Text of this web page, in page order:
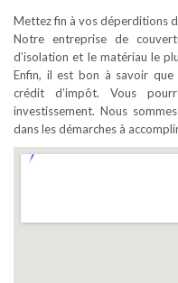
Mettez fin à vos déperditions
Notre entreprise de
d’isolation et le matériau le
Enfin, il est bon à savoir
crédit d’impôt. Vous
investissement. Nous
dans les démarches à